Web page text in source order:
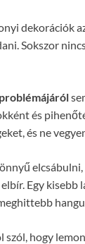
dekorációk
Sokszor
és
és ne
Egy kisebb
szól, hogy